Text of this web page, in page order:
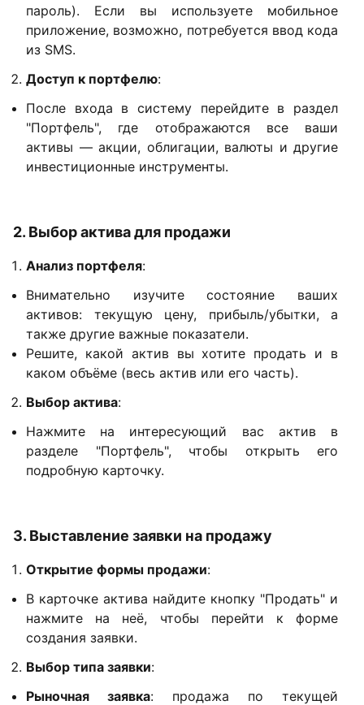
пароль). Если вы используете мобильное
приложение, возможно, потребуется ввод кода
из SMS.
Доступ к портфелю:
После входа в систему перейдите в раздел
"Портфель", где отображаются все ваши
активы — акции, облигации, валюты и другие
инвестиционные инструменты.
2. Выбор актива для продажи
Анализ портфеля:
Внимательно изучите состояние ваших
активов: текущую цену, прибыль/убытки, а
также другие важные показатели.
Решите, какой актив вы хотите продать и в
каком объёме (весь актив или его часть).
Выбор актива:
Нажмите на интересующий вас актив в
разделе "Портфель", чтобы открыть его
подробную карточку.
3. Выставление заявки на продажу
Открытие формы продажи:
В карточке актива найдите кнопку "Продать" и
нажмите на неё, чтобы перейти к форме
создания заявки.
Выбор типа заявки:
Рыночная заявка: продажа по текущей